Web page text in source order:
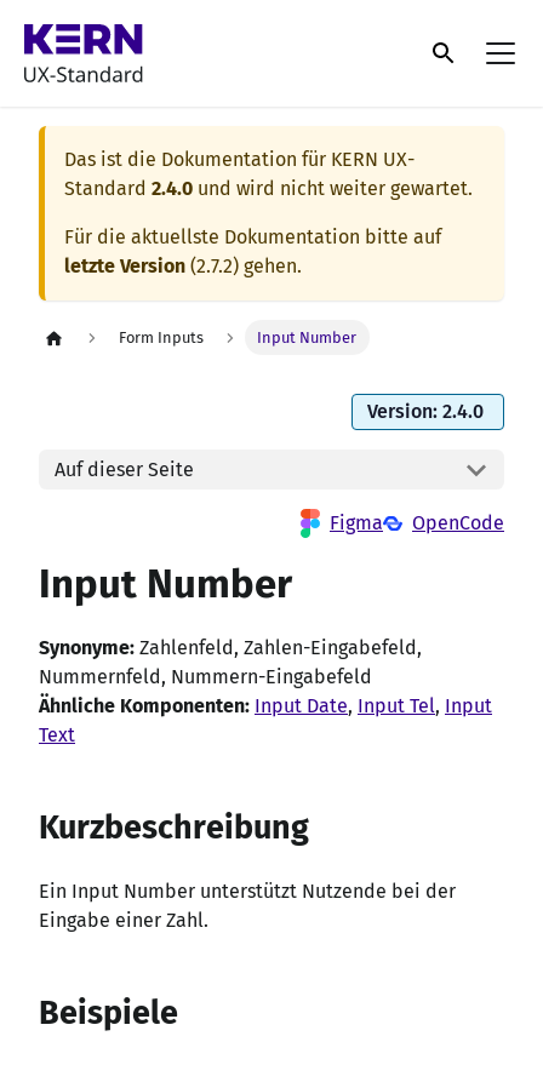
Das ist die Dokumentation für KERN UX-
Standard 2.4.0 und wird nicht weiter gewartet.
Für die aktuellste Dokumentation bitte auf
letzte Version (2.7.2) gehen.
Form Inputs Input Number
Version: 2.4.0
Auf dieser Seite
Figma OpenCode
Input Number
Synonyme: Zahlenfeld, Zahlen-Eingabefeld,
Nummernfeld, Nummern-Eingabefeld
Ähnliche Komponenten: Input Date, Input Tel, Input
Text
Kurzbeschreibung
Ein Input Number unterstützt Nutzende bei der
Eingabe einer Zahl.
Beispiele